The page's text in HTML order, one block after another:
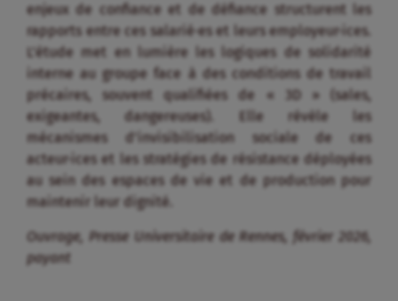
enjeux de confiance et de défiance structurent les
rapports entre ces salarié·es et leurs employeur·ices.
L’étude met en lumière les logiques de solidarité
interne au groupe face à des conditions de travail
précaires, souvent qualifiées de « 3D » (sales,
exigeantes, dangereuses). Elle révèle les
mécanismes d’invisibilisation sociale de ces
acteur·ices et les stratégies de résistance déployées
au sein des espaces de vie et de production pour
maintenir leur dignité.
Ouvrage, Presse Universitaire de Rennes, février 2026,
payant